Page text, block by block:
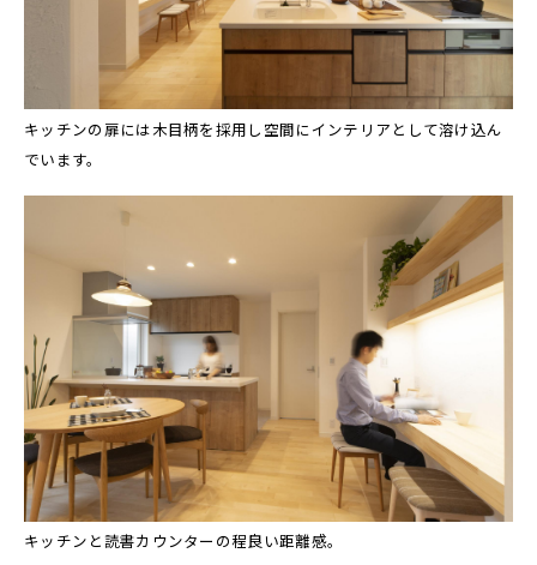
キッチンの扉には木目柄を採用し空間にインテリアとして溶け込ん
でいます。
キッチンと読書カウンターの程良い距離感。